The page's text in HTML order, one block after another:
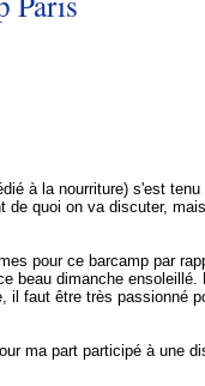
à la nourriture) s'est
quoi on va discuter,
pour ce barcamp par
beau dimanche ensoleillé.
il faut être très passionné
ma part participé à une